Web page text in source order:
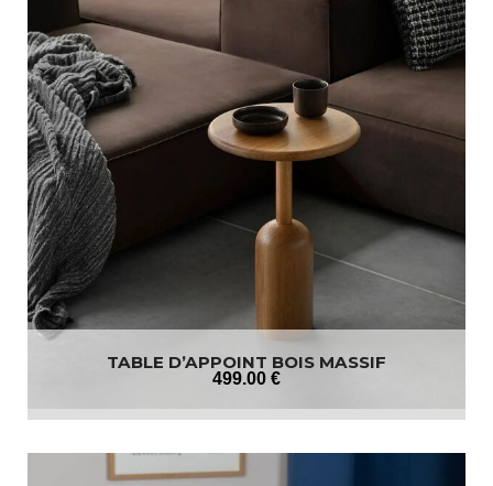
TABLE D’APPOINT BOIS MASSIF
499.00 €